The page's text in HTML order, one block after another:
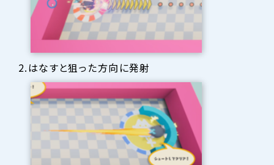
2.はなすと狙った方向に発射